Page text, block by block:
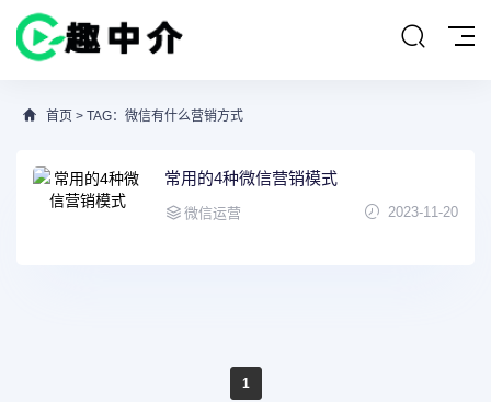
首页 > TAG：微信有什么营销方式
常用的4种微信营销模式
微信运营 2023-11-20
1